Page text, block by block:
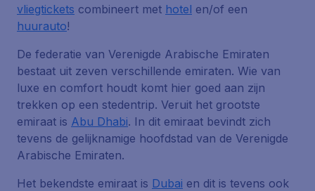
vliegtickets combineert met hotel en/of een
huurauto!
De federatie van Verenigde Arabische Emiraten
bestaat uit zeven verschillende emiraten. Wie van
luxe en comfort houdt komt hier goed aan zijn
trekken op een stedentrip. Veruit het grootste
emiraat is Abu Dhabi. In dit emiraat bevindt zich
tevens de gelijknamige hoofdstad van de Verenigde
Arabische Emiraten.
Het bekendste emiraat is Dubai en dit is tevens ook